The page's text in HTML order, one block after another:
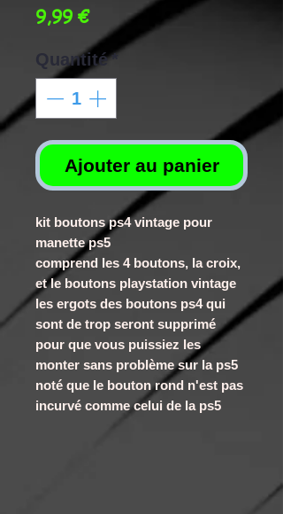
9,99 €Prix
Quantité*
Ajouter au panier
kit boutons ps4 vintage pour
manette ps5
comprend les 4 boutons, la croix,
et le boutons playstation vintage
les ergots des boutons ps4 qui
sont de trop seront supprimé
pour que vous puissiez les
monter sans problème sur la ps5
noté que le bouton rond n'est pas
incurvé comme celui de la ps5